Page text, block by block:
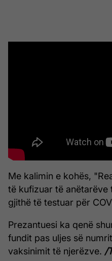
Me kalimin e kohës,
të kufizuar të anëtarëve
gjithë të testuar për
Prezantuesi ka qenë
fundit pas uljes së
vaksinimit të njerëzve. /